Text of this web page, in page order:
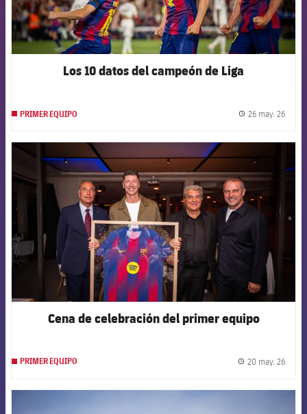
Los 10 datos del campeón de Liga
PRIMER EQUIPO 26 may. 26
FCB Barcelona badge
Cena de celebración del primer equipo
PRIMER EQUIPO 20 may. 26